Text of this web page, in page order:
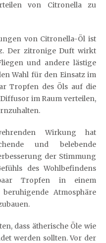
von Citronella zu
von Citronella-Öl ist
Der zitronige Duft wirkt
und andere lästige
Wahl für den Einsatz im
Tropfen des Öls auf die
im Raum verteilen,
Wirkung hat
und belebende
der Stimmung
des Wohlbefindens
Tropfen in einem
Atmosphäre
dass ätherische Öle wie
werden sollten. Vor der